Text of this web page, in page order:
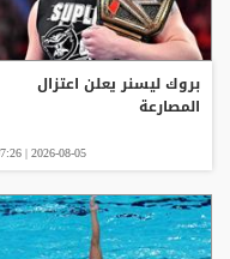
بروك ليسنر يعلن اعتزال
المصارعة
2026-08-05 | 07:26 م